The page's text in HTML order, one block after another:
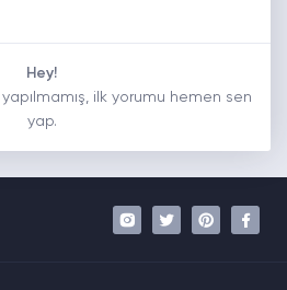
Hey!
ilk yorumu hemen sen
yap.